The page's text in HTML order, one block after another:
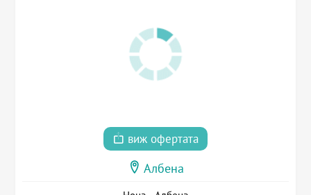
виж офертата
Албена